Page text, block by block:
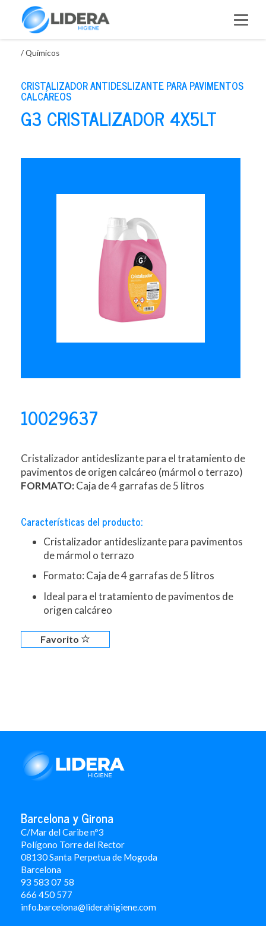
/Químicos
CRISTALIZADOR ANTIDESLIZANTE PARA PAVIMENTOS
CALCÁREOS
G3 CRISTALIZADOR 4X5LT
10029637
Cristalizador antideslizante para el tratamiento de
pavimentos de origen calcáreo (mármol o terrazo)
FORMATO:Caja de 4 garrafas de 5 litros
Características del producto:
Cristalizador antideslizante para pavimentos
de mármol o terrazo
Formato: Caja de 4 garrafas de 5 litros
Ideal para el tratamiento de pavimentos de
origen calcáreo
Favorito
Barcelona y Girona
C/Mar del Caribe nº3
Polígono Torre del Rector
08130 Santa Perpetua de Mogoda
Barcelona
93 583 07 58
666 450 577
info.barcelona@liderahigiene.com